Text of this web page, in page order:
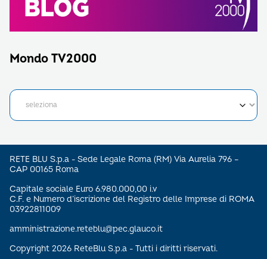
Mondo TV2000
RETE BLU S.p.a - Sede Legale Roma (RM) Via Aurelia 796 –
CAP 00165 Roma
Capitale sociale Euro 6.980.000,00 i.v
C.F. e Numero d’iscrizione del Registro delle Imprese di ROMA
03922811009
amministrazione.reteblu@pec.glauco.it
Copyright 2026 ReteBlu S.p.a - Tutti i diritti riservati.